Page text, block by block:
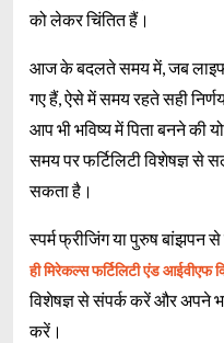
को लेकर चिंतित हैं।
आज के बदलते समय में, जब
गए हैं, ऐसे में समय रहते सही
आप भी भविष्य में पिता बनने की
समय पर फर्टिलिटी विशेषज्ञ से
सकता है।
स्पर्म फ्रीजिंग या पुरुष बांझपन
ही मिरेकल्स फर्टिलिटी एंड आईवीएफ
विशेषज्ञ से संपर्क करें और अपने
करें।